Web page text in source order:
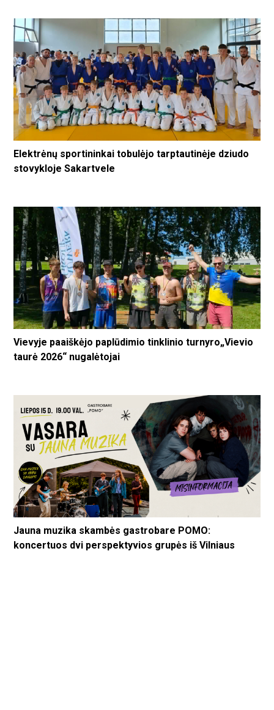
Elektrėnų sportininkai tobulėjo tarptautinėje dziudo
stovykloje Sakartvele
Vievyje paaiškėjo paplūdimio tinklinio turnyro„Vievio
taurė 2026“ nugalėtojai
Jauna muzika skambės gastrobare POMO:
koncertuos dvi perspektyvios grupės iš Vilniaus